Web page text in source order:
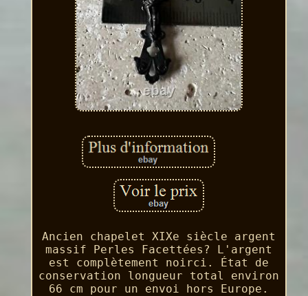
Ancien chapelet XIXe siècle argent
massif Perles Facettées? L'argent
est complètement noirci. État de
conservation longueur total environ
66 cm pour un envoi hors Europe.